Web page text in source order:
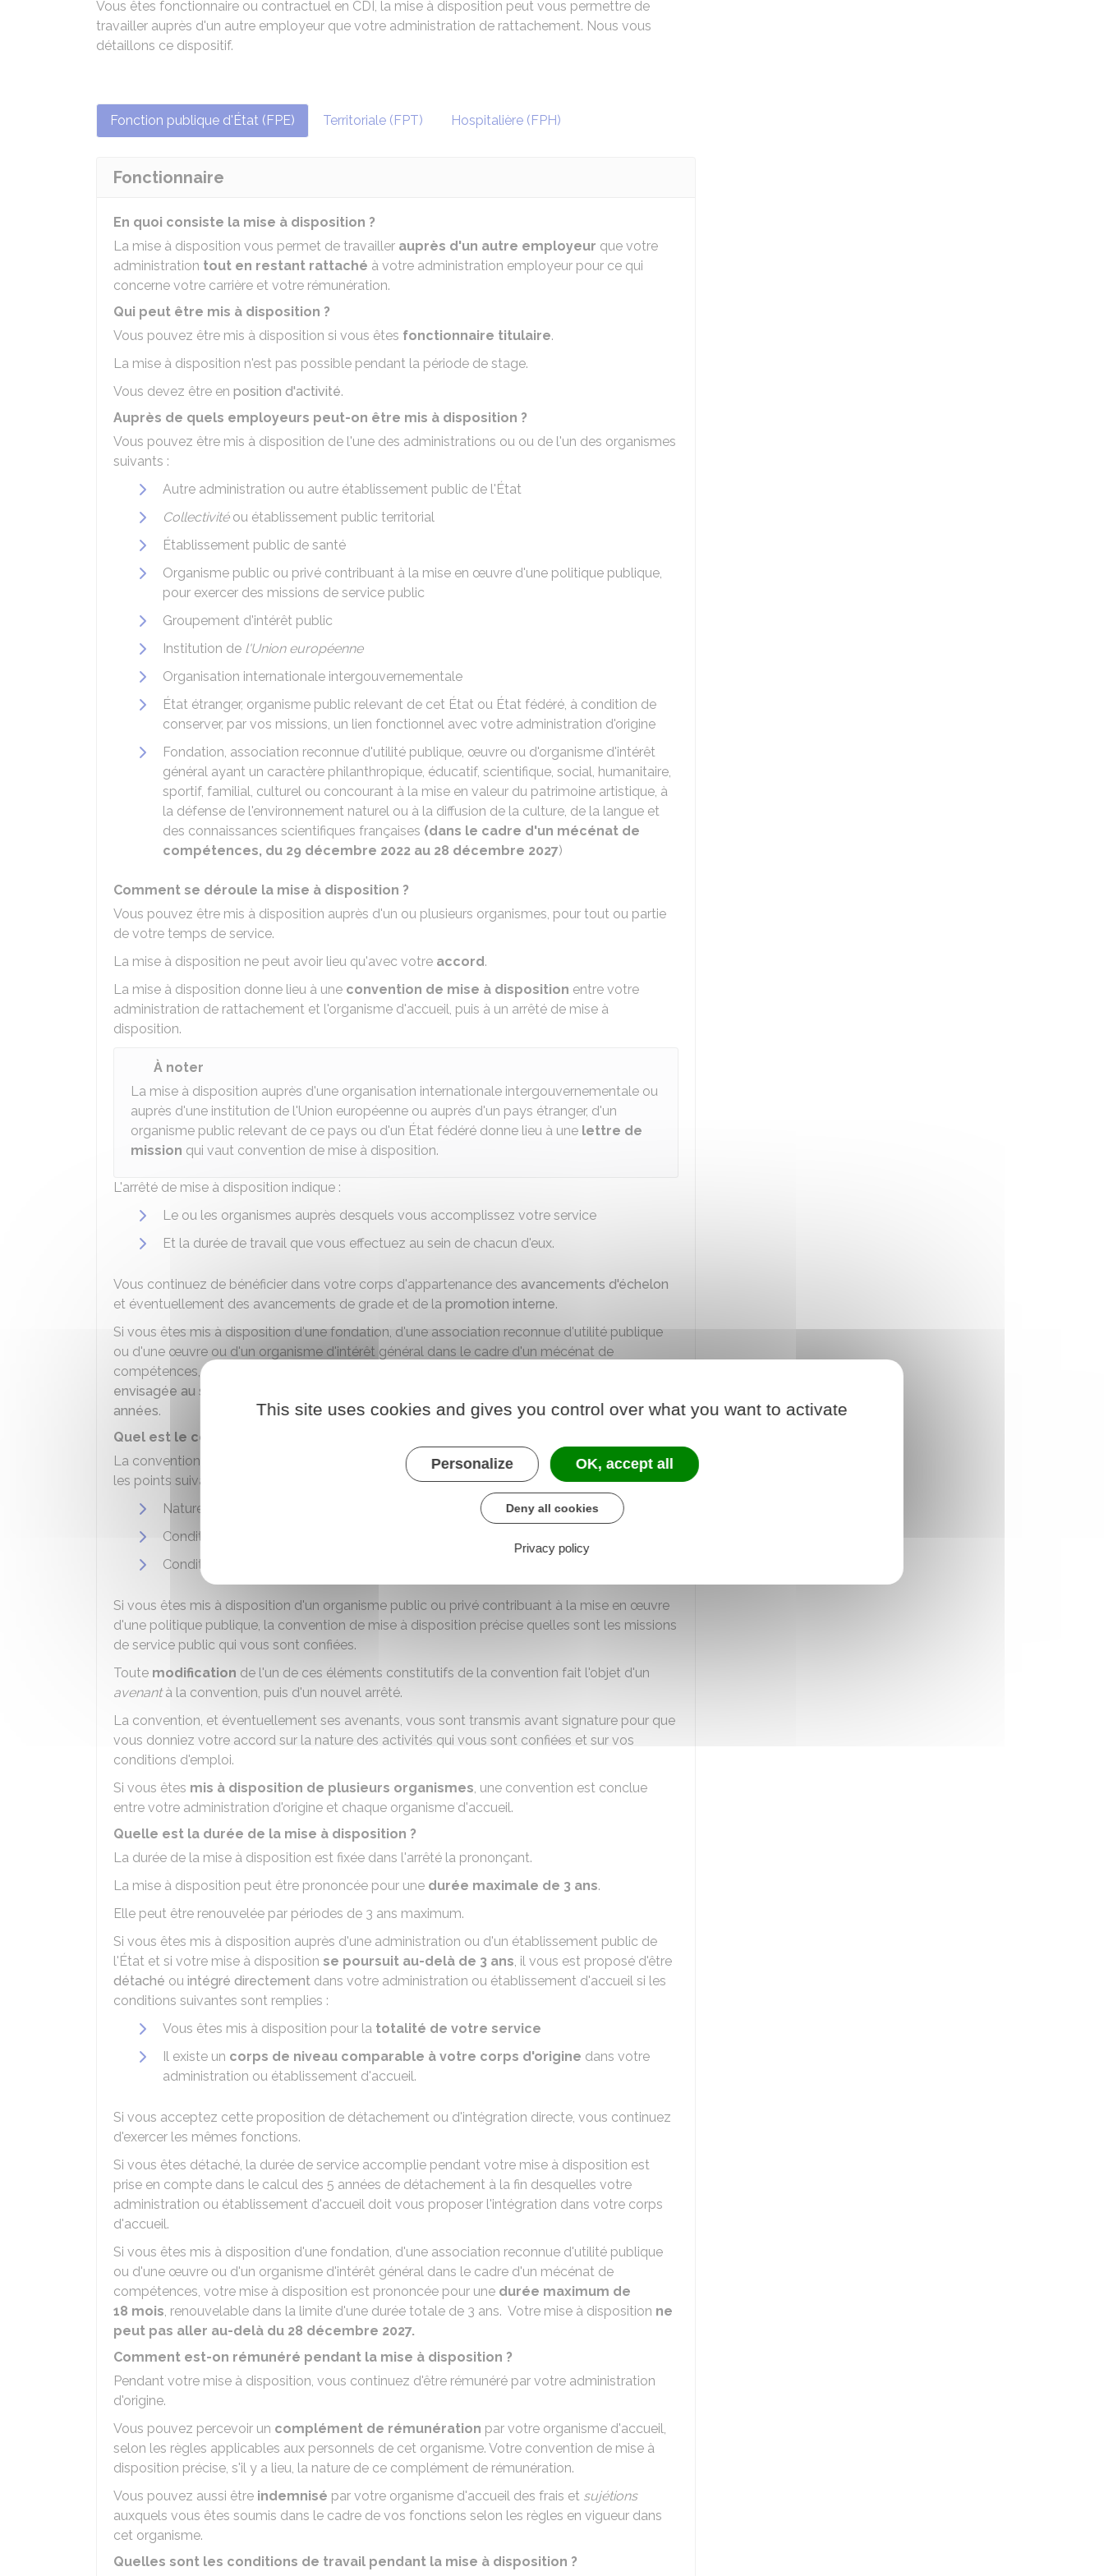
Vous êtes fonctionnaire ou contractuel en CDI, la mise à disposition peut vous permettre de
travailler auprès d'un autre employeur que votre administration de rattachement. Nous vous
détaillons ce dispositif.
Fonction publique d'État (FPE) Territoriale (FPT) Hospitalière (FPH)
Fonctionnaire
En quoi consiste la mise à disposition ?
La mise à disposition vous permet de travailler auprès d'un autre employeur que votre
administration tout en restant rattaché à votre administration employeur pour ce qui
concerne votre carrière et votre rémunération.
Qui peut être mis à disposition ?
Vous pouvez être mis à disposition si vous êtes fonctionnaire titulaire.
La mise à disposition n'est pas possible pendant la période de stage.
Vous devez être en position d'activité.
Auprès de quels employeurs peut-on être mis à disposition ?
Vous pouvez être mis à disposition de l'une des administrations ou ou de l'un des organismes
suivants :
Autre administration ou autre établissement public de l'État
Collectivitéou établissement public territorial
Établissement public de santé
Organisme public ou privé contribuant à la mise en œuvre d'une politique publique,
pour exercer des missions de service public
Groupement d'intérêt public
Institution de l'Union européenne
Organisation internationale intergouvernementale
État étranger, organisme public relevant de cet État ou État fédéré, à condition de
conserver, par vos missions, un lien fonctionnel avec votre administration d'origine
Fondation, association reconnue d'utilité publique, œuvre ou d'organisme d'intérêt
général ayant un caractère philanthropique, éducatif, scientifique, social, humanitaire,
sportif, familial, culturel ou concourant à la mise en valeur du patrimoine artistique, à
la défense de l'environnement naturel ou à la diffusion de la culture, de la langue et
des connaissances scientifiques françaises (dans le cadre d'un mécénat de
compétences, du 29 décembre 2022 au 28 décembre 2027)
Comment se déroule la mise à disposition ?
Vous pouvez être mis à disposition auprès d'un ou plusieurs organismes, pour tout ou partie
de votre temps de service.
La mise à disposition ne peut avoir lieu qu'avec votre accord.
La mise à disposition donne lieu à une convention de mise à disposition entre votre
administration de rattachement et l'organisme d'accueil, puis à un arrêté de mise à
disposition.
À noter
La mise à disposition auprès d'une organisation internationale intergouvernementale ou
auprès d'une institution de l'Union européenne ou auprès d'un pays étranger, d'un
organisme public relevant de ce pays ou d'un État fédéré donne lieu à une lettre de
mission qui vaut convention de mise à disposition.
L'arrêté de mise à disposition indique :
Le ou les organismes auprès desquels vous accomplissez votre service
Et la durée de travail que vous effectuez au sein de chacun d'eux.
Vous continuez de bénéficier dans votre corps d'appartenance des avancements d'échelon
et éventuellement des avancements de grade et de la promotion interne.
Si vous êtes mis à disposition d'une fondation, d'une association reconnue d'utilité publique
ou d'une œuvre ou d'un organisme d'intérêt général dans le cadre d'un mécénat de
compétences, votre administration employeur
envisagée au sein de l'organisme d'accueil avec vos fonctions au cours des 3 dernières
années.
Quel est le contenu de la convention de mise à disposition ?
La convention conclue entre votre administration d'origine et l'organisme d'accueil porte sur
les points suivants :
Nature de vos activités dans l'organisme d'accueil
Conditions d'emploi (notamment lieu et durée de travail)
Conditions de contrôle et d'évaluation de vos activités
Si vous êtes mis à disposition d'un organisme public ou privé contribuant à la mise en œuvre
d'une politique publique, la convention de mise à disposition précise quelles sont les missions
de service public qui vous sont confiées.
Toute modification de l'un de ces éléments constitutifs de la convention fait l'objet d'un
avenantà la convention, puis d'un nouvel arrêté.
La convention, et éventuellement ses avenants, vous sont transmis avant signature pour que
vous donniez votre accord sur la nature des activités qui vous sont confiées et sur vos
conditions d'emploi.
Si vous êtes mis à disposition de plusieurs organismes, une convention est conclue
entre votre administration d'origine et chaque organisme d'accueil.
Quelle est la durée de la mise à disposition ?
La durée de la mise à disposition est fixée dans l'arrêté la prononçant.
La mise à disposition peut être prononcée pour une durée maximale de 3 ans.
Elle peut être renouvelée par périodes de 3 ans maximum.
Si vous êtes mis à disposition auprès d'une administration ou d'un établissement public de
l'État et si votre mise à disposition se poursuit au-delà de 3 ans, il vous est proposé d'être
détaché ou intégré directement dans votre administration ou établissement d'accueil si les
conditions suivantes sont remplies :
Vous êtes mis à disposition pour la totalité de votre service
Il existe un corps de niveau comparable à votre corps d'origine dans votre
administration ou établissement d'accueil.
Si vous acceptez cette proposition de détachement ou d'intégration directe, vous continuez
d'exercer les mêmes fonctions.
Si vous êtes détaché, la durée de service accomplie pendant votre mise à disposition est
prise en compte dans le calcul des 5 années de détachement à la fin desquelles votre
administration ou établissement d'accueil doit vous proposer l'intégration dans votre corps
d'accueil.
Si vous êtes mis à disposition d'une fondation, d'une association reconnue d'utilité publique
ou d'une œuvre ou d'un organisme d'intérêt général dans le cadre d'un mécénat de
compétences, votre mise à disposition est prononcée pour une durée maximum de
18 mois, renouvelable dans la limite d'une durée totale de 3 ans. Votre mise à disposition ne
peut pas aller au-delà du 28 décembre 2027.
Comment est-on rémunéré pendant la mise à disposition ?
Pendant votre mise à disposition, vous continuez d'être rémunéré par votre administration
d'origine.
Vous pouvez percevoir un complément de rémunération par votre organisme d'accueil,
selon les règles applicables aux personnels de cet organisme. Votre convention de mise à
disposition précise, s'il y a lieu, la nature de ce complément de rémunération.
Vous pouvez aussi être indemnisé par votre organisme d'accueil des frais et sujétions
auxquels vous êtes soumis dans le cadre de vos fonctions selon les règles en vigueur dans
cet organisme.
Quelles sont les conditions de travail pendant la mise à disposition ?
This site uses cookies and gives you control over what you want to activate
Personalize OK, accept all
Deny all cookies
Privacy policy